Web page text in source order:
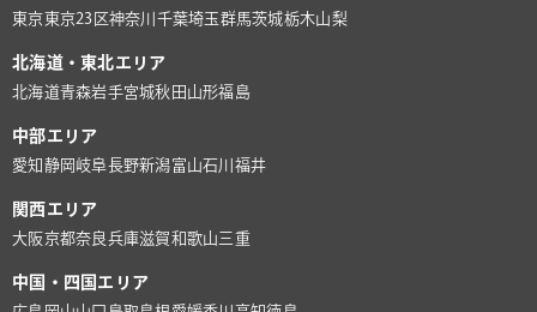
東京 東京23区神奈川 千葉埼玉群馬茨城栃木山梨
北海道・東北エリア
北海道青森岩手宮城秋田 山形福島
中部エリア
愛知 静岡 岐阜長野新潟富山石川 福井
関西エリア
大阪京都奈良兵庫滋賀和歌山 三重
中国・四国エリア